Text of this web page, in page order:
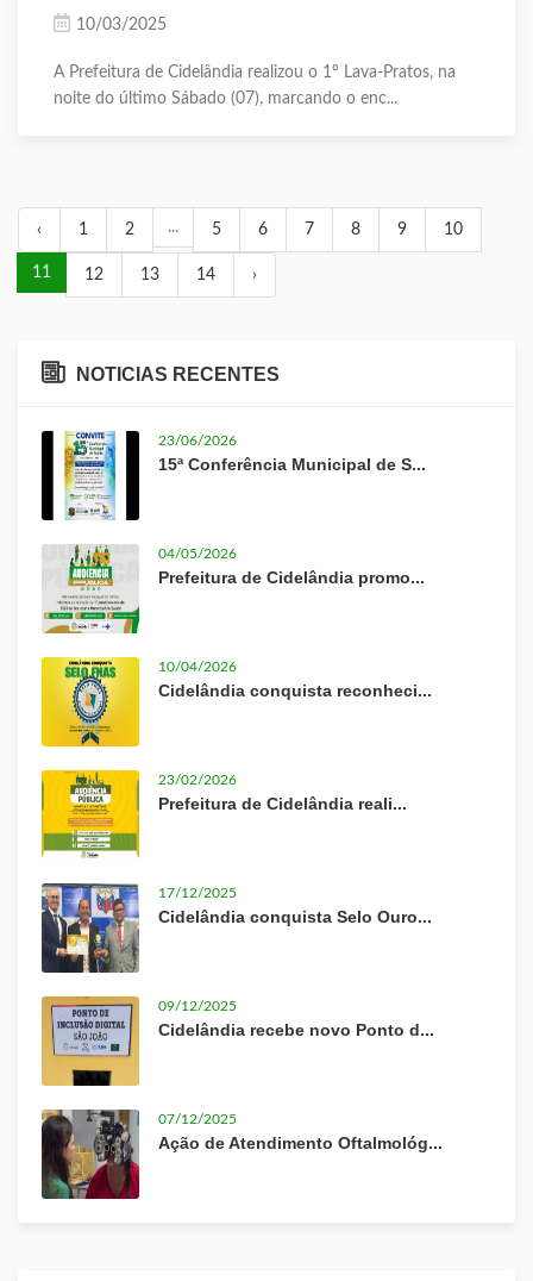
10/03/2025
A Prefeitura de Cidelândia realizou o 1º Lava-Pratos, na
noite do último Sábado (07), marcando o enc...
‹ 1 2 ... 5 6 7 8 9 10
11 12 13 14 ›
NOTICIAS RECENTES
23/06/2026
15ª Conferência Municipal de S...
04/05/2026
Prefeitura de Cidelândia promo...
10/04/2026
Cidelândia conquista reconheci...
23/02/2026
Prefeitura de Cidelândia reali...
17/12/2025
Cidelândia conquista Selo Ouro...
09/12/2025
Cidelândia recebe novo Ponto d...
07/12/2025
Ação de Atendimento Oftalmológ...